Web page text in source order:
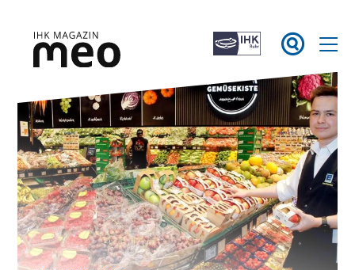

IHK Magazin meo